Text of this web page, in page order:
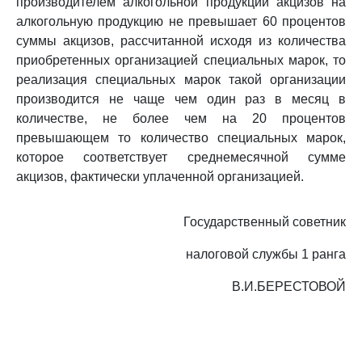
алкогольную продукцию не превышает 60 процентов
суммы акцизов, рассчитанной исходя из количества
приобретенных организацией специальных марок, то
реализация специальных марок такой организации
производится не чаще чем один раз в месяц в
количестве, не более чем на 20 процентов
превышающем то количество специальных марок,
которое соответствует среднемесячной сумме
акцизов, фактически уплаченной организацией.
Государственный советник
налоговой службы 1 ранга
В.И.БЕРЕСТОВОЙ